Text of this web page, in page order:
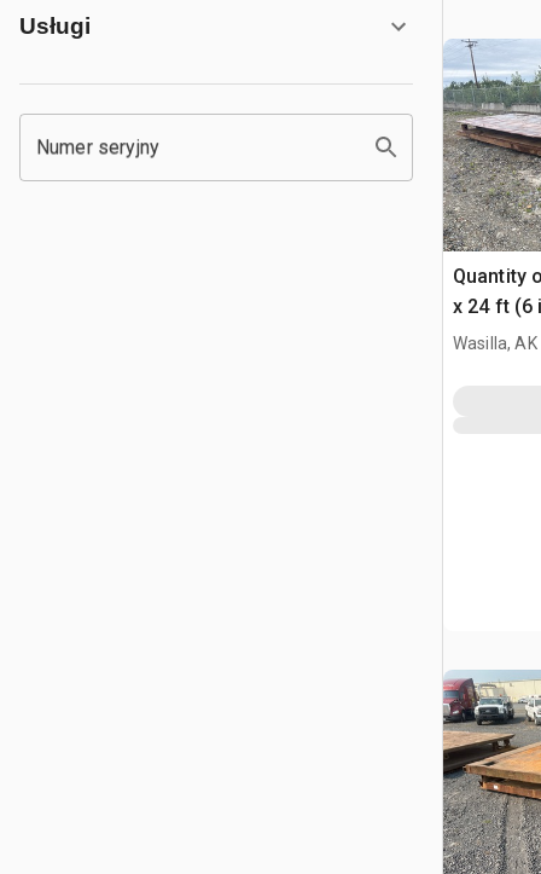
Usługi
Numer seryjny
Quantity
x 24 ft (6
wykopu
Wasilla, AK